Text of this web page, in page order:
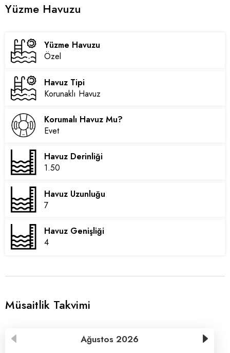
Yüzme Havuzu
Yüzme Havuzu
Özel
Havuz Tipi
Korunaklı Havuz
Korumalı Havuz Mu?
Evet
Havuz Derinliği
1.50
Havuz Uzunluğu
7
Havuz Genişliği
4
Müsaitlik Takvimi
Ağustos 2026